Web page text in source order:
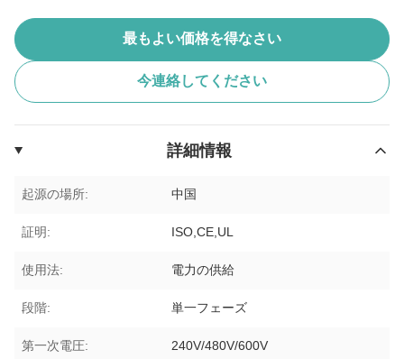
最もよい価格を得なさい
今連絡してください
詳細情報
起源の場所: 中国
証明: ISO,CE,UL
使用法: 電力の供給
段階: 単一フェーズ
第一次電圧: 240V/480V/600V